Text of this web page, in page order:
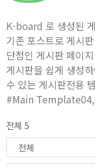
K-board 로 생성된
기존 포스트로 게시
단점인 게시판 페이
게시판을 쉽게 생성
수 있는 게시판전용
#Main Template04,
전체 5